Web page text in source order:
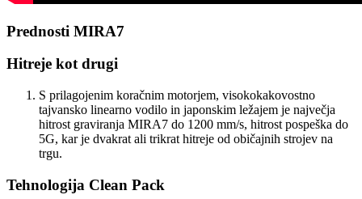
Prednosti MIRA7
Hitreje kot drugi
S prilagojenim koračnim motorjem, visokokakovostno
tajvansko linearno vodilo in japonskim ležajem je največja
hitrost graviranja MIRA7 do 1200 mm/s, hitrost pospeška do
5G, kar je dvakrat ali trikrat hitreje od običajnih strojev na
trgu.
Tehnologija Clean Pack